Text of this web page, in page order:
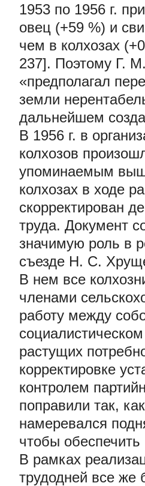
1953 по 1956 г.
овец (+59 %) и
чем в колхозах
237]. Поэтому Г.
«предполагал
земли
дальнейшем
В 1956 г. в
колхозов
упоминаемым
колхозах в ходе
скорректирован
труда. Документ
значимую роль в
съезде Н. С.
В нем все
членами
работу между
растущих
корректировке
контролем
поправили так,
намеревался
чтобы
В рамках
трудодней все